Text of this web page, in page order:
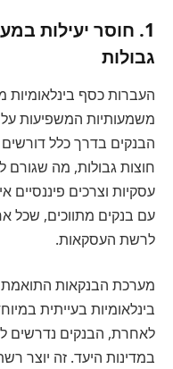
1. חוסר יעילות
גבולות
העברות כסף בינלאומיות
משמעותיות המשפיעות
חוצות גבולות, מה שגורם
עסקיות וצרכים פיננסיים
עם בנקים מתווכים, שכל
לרשת העסקאות.
מערכת הבנקאות
בינלאומיות בעייתית
לאחרת, הבנקים נדרשים
במדינות היעד. זה יוצר